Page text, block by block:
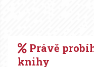
Právě
knihy